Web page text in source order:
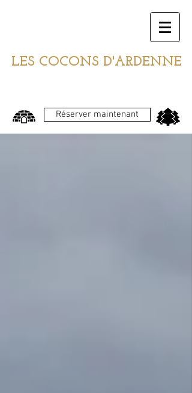
LES COCONS D'ARDENNE
Réserver maintenant